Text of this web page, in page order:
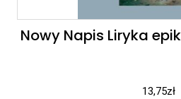
Nowy Napis Liryka
13,75zł